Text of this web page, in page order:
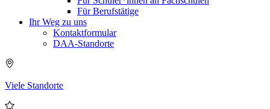
Für Berufstätige
Ihr Weg zu uns
Kontaktformular
DAA-Standorte
Viele Standorte